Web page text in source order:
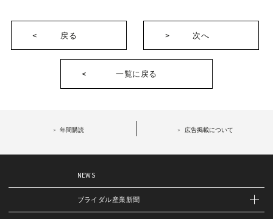
戻る 次へ
一覧に戻る
年間購読 広告掲載について
NEWS
ブライダル産業新聞